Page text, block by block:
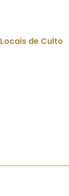
Locais de Culto